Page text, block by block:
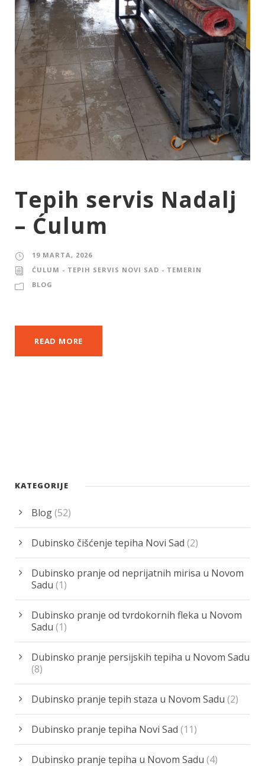
Tepih servis Nadalj
– Ćulum
19 MARTA, 2026
ĆULUM - TEPIH SERVIS NOVI SAD - TEMERIN
BLOG
READ MORE
KATEGORIJE
Blog(52)
Dubinsko čišćenje tepiha Novi Sad (2)
Dubinsko pranje od neprijatnih mirisa u Novom
Sadu (1)
Dubinsko pranje od tvrdokornih fleka u Novom
Sadu (1)
Dubinsko pranje persijskih tepiha u Novom Sadu
(8)
Dubinsko pranje tepih staza u Novom Sadu (2)
Dubinsko pranje tepiha Novi Sad (11)
Dubinsko pranje tepiha u Novom Sadu (4)